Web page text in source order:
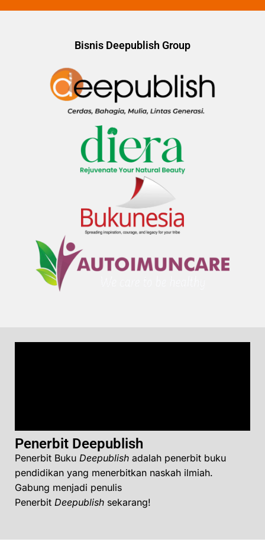
Bisnis Deepublish Group
Penerbit Deepublish
Penerbit Buku Deepublish adalah penerbit buku
pendidikan yang menerbitkan naskah ilmiah.
Gabung menjadi penulis
Penerbit Deepublish sekarang!